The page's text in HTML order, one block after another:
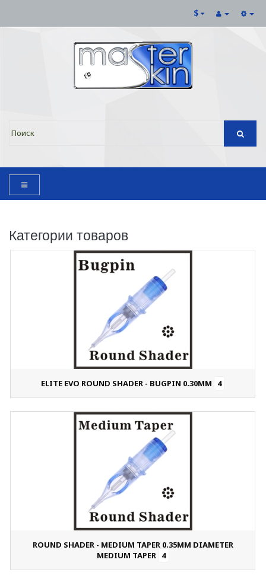
$
Категории товаров
ELITE EVO ROUND SHADER - BUGPIN 0.30MM 4
ROUND SHADER - MEDIUM TAPER 0.35MM DIAMETER
MEDIUM TAPER 4